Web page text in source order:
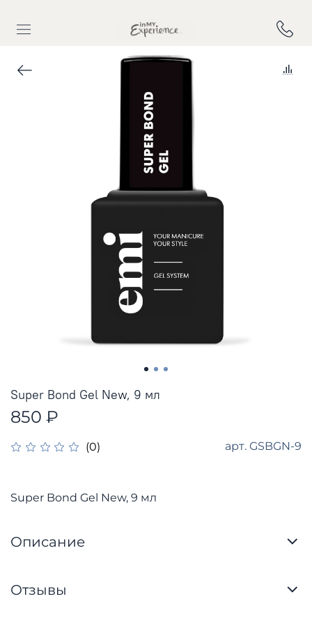
(0) арт. GSBGN-9
Super Bond Gel New, 9 мл
850 ₽
Super Bond Gel New, 9 мл
Описание
Отзывы